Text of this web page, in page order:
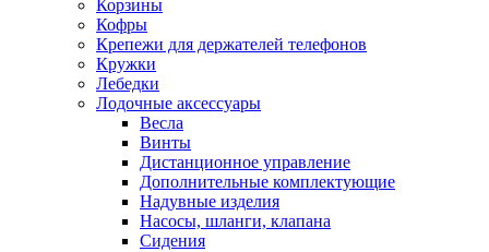
Корзины
Кофры
Крепежи для держателей телефонов
Кружки
Лебедки
Лодочные аксессуары
Весла
Винты
Дистанционное управление
Дополнительные комплектующие
Надувные изделия
Насосы, шланги, клапана
Сидения